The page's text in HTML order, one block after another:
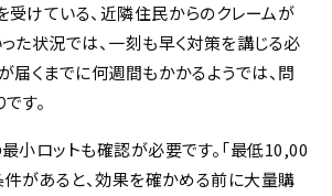
けている、近隣住民からのクレームが
た状況では、一刻も早く対策を講じる必
届くまでに何週間もかかるようでは、問
す。
小ロットも確認が必要です。「最低10,00
件があると、効果を確かめる前に大量購